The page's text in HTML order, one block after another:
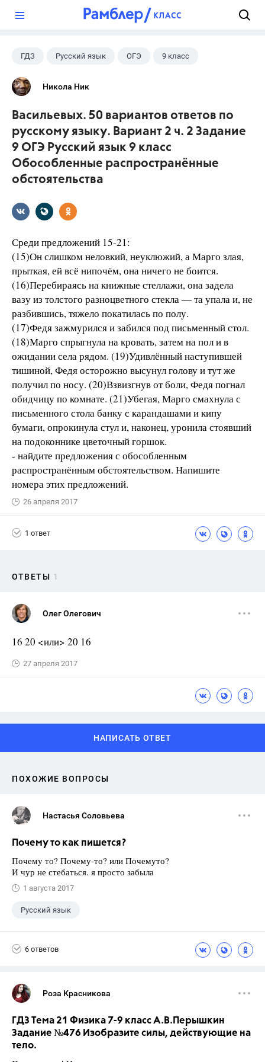
ГДЗ Русский язык ОГЭ 9 класс
+1
Никола Ник
Васильевых. 50 вариантов ответов по
русскому языку. Вариант 2 ч. 2 Задание
9 ОГЭ Русский язык 9 класс
Обособленные распространённые
обстоятельства
Среди предложений 15-21:
(15)Он слишком неловкий, неуклюжий, а Марго злая,
прыткая, ей всё нипочём, она ничего не боится.
(16)Перебираясь на книжные стеллажи, она задела
вазу из толстого разноцветного стекла — та упала и, не
разбившись, тяжело покатилась по полу.
(17)Федя зажмурился и забился под письменный стол.
(18)Марго спрыгнула на кровать, затем на пол и в
ожидании села рядом. (19)Удивлённый наступившей
тишиной, Федя осторожно высунул голову и тут же
получил по носу. (20)Взвизгнув от боли, Федя погнал
обидчицу по комнате. (21)Убегая, Марго смахнула с
письменного стола банку с карандашами и кипу
бумаги, опрокинула стул и, наконец, уронила стоявший
на подоконнике цветочный горшок.
- найдите предложения с обособленным
распространённым обстоятельством. Напишите
номера этих предложений.
26 апреля 2017
1 ответ
ОТВЕТЫ 1
Олег Олегович
16 20 <или> 20 16
27 апреля 2017
НАПИСАТЬ ОТВЕТ
ПОХОЖИЕ ВОПРОСЫ
Настасья Соловьева
Почему то как пишется?
Почему то? Почему-то? или Почемуто?
И чур не стебаться. я просто забыла
1 августа 2017
Русский язык
6 ответов
Роза Красникова
ГДЗ Тема 21 Физика 7-9 класс А.В.Перышкин
Задание №476 Изобразите силы, действующие на
тело.